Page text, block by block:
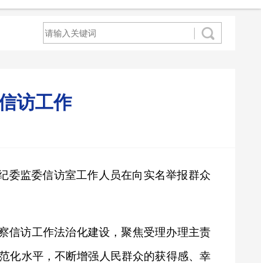
访工作
监委信访室工作人员在向实名举报群众
信访工作法治化建设，聚焦受理办理主责
化水平，不断增强人民群众的获得感、幸